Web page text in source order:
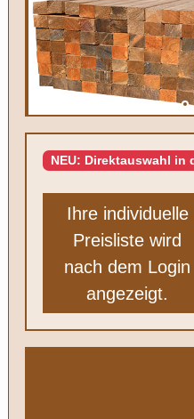
NEU: Direktauswahl in
Ihre individuelle
Preisliste wird
nach dem Login
angezeigt.